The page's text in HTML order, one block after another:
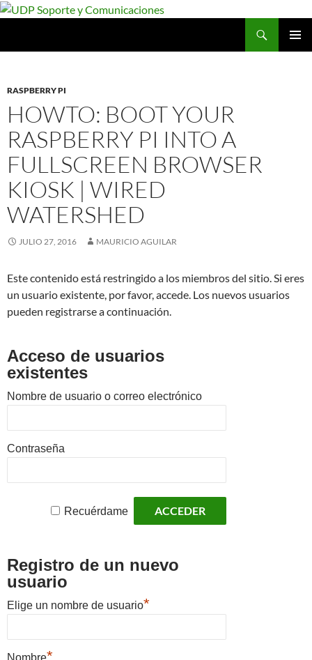
Saltar
RASPBERRY PI
HOWTO: BOOT YOUR
RASPBERRY PI INTO A
FULLSCREEN BROWSER
KIOSK | WIRED
WATERSHED
JULIO 27, 2016 MAURICIO AGUILAR
Este contenido está restringido a los miembros del sitio. Si eres
un usuario existente, por favor, accede. Los nuevos usuarios
pueden registrarse a continuación.
Acceso de usuarios
existentes
Nombre de usuario o correo electrónico
Contraseña
Recuérdame
Registro de un nuevo
usuario
Elige un nombre de usuario*
Nombre*